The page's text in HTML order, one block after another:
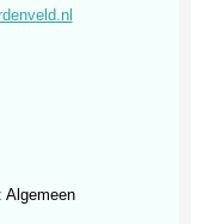
Algemeen